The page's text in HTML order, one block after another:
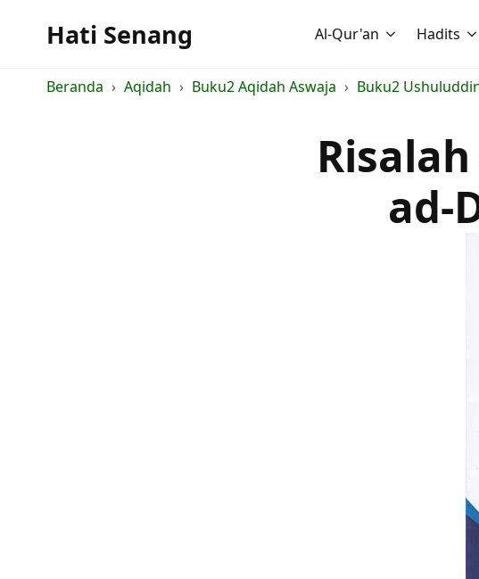
Hati Senang Al-Qur'an Hadits
Beranda Aqidah Buku2 Aqidah Aswaja Buku2
ad-